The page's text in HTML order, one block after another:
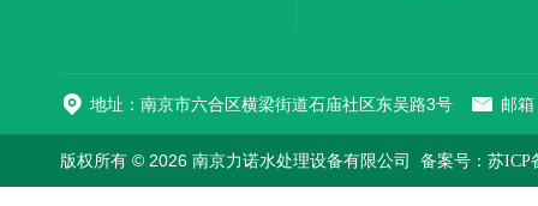
地址：南京市六合区横梁街道石庙社区东吴路3号 邮
版权所有 © 2026 南京力诺水处理设备有限公司 备案号：苏ICP